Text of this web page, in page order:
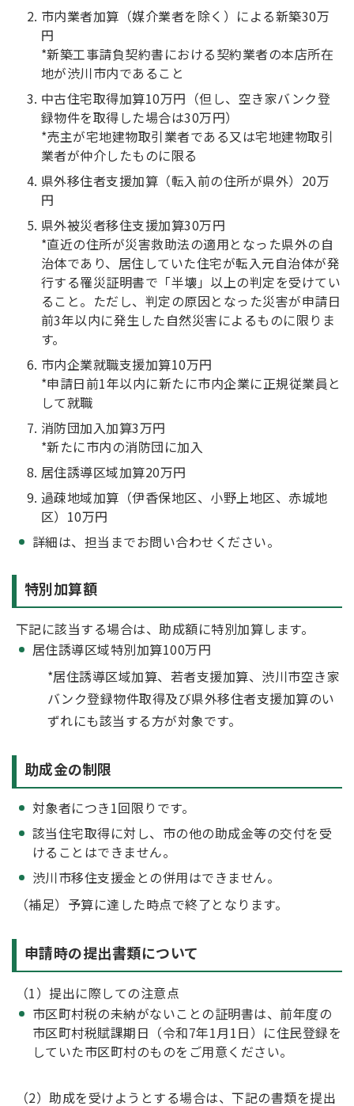
市内業者加算（媒介業者を除く）による新築30万
円
*新築工事請負契約書における契約業者の本店所在
地が渋川市内であること
中古住宅取得加算10万円（但し、空き家バンク登
録物件を取得した場合は30万円）
*売主が宅地建物取引業者である又は宅地建物取引
業者が仲介したものに限る
県外移住者支援加算（転入前の住所が県外）20万
円
県外被災者移住支援加算30万円
*直近の住所が災害救助法の適用となった県外の自
治体であり、居住していた住宅が転入元自治体が発
行する罹災証明書で「半壊」以上の判定を受けてい
ること。ただし、判定の原因となった災害が申請日
前3年以内に発生した自然災害によるものに限りま
す。
市内企業就職支援加算10万円
*申請日前1年以内に新たに市内企業に正規従業員と
して就職
消防団加入加算3万円
*新たに市内の消防団に加入
居住誘導区域加算20万円
過疎地域加算（伊香保地区、小野上地区、赤城地
区）10万円
詳細は、担当までお問い合わせください。
特別加算額
下記に該当する場合は、助成額に特別加算します。
居住誘導区域特別加算100万円
*居住誘導区域加算、若者支援加算、渋川市空き家
バンク登録物件取得及び県外移住者支援加算のい
ずれにも該当する方が対象です。
助成金の制限
対象者につき1回限りです。
該当住宅取得に対し、市の他の助成金等の交付を受
けることはできません。
渋川市移住支援金との併用はできません。
（補足）予算に達した時点で終了となります。
申請時の提出書類について
（1）提出に際しての注意点
市区町村税の未納がないことの証明書は、前年度の
市区町村税賦課期日（令和7年1月1日）に住民登録を
していた市区町村のものをご用意ください。
（2）助成を受けようとする場合は、下記の書類を提出